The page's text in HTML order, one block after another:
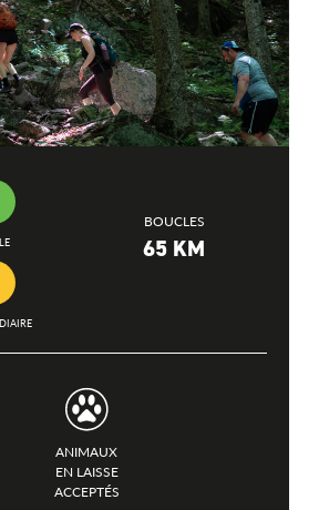
BOUCLES
65 KM
ANIMAUX
EN LAISSE
ACCEPTÉS